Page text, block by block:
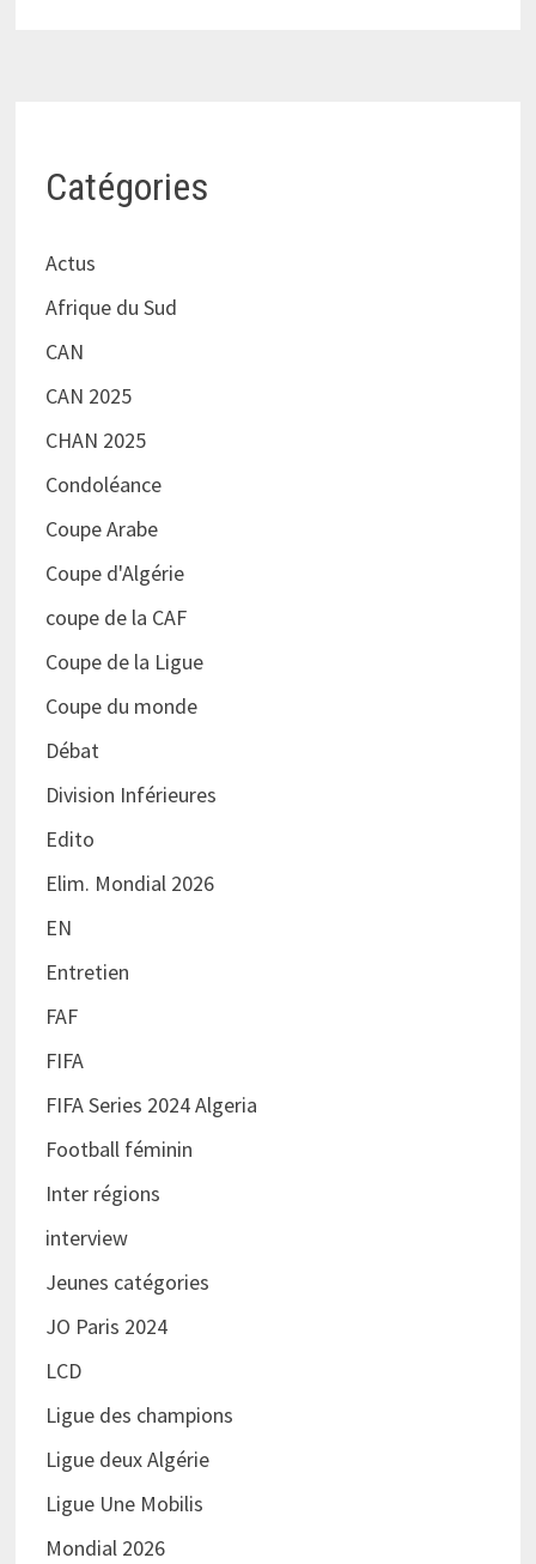
Catégories
Actus
Afrique du Sud
CAN
CAN 2025
CHAN 2025
Condoléance
Coupe Arabe
Coupe d'Algérie
coupe de la CAF
Coupe de la Ligue
Coupe du monde
Débat
Division Inférieures
Edito
Elim. Mondial 2026
EN
Entretien
FAF
FIFA
FIFA Series 2024 Algeria
Football féminin
Inter régions
interview
Jeunes catégories
JO Paris 2024
LCD
Ligue des champions
Ligue deux Algérie
Ligue Une Mobilis
Mondial 2026